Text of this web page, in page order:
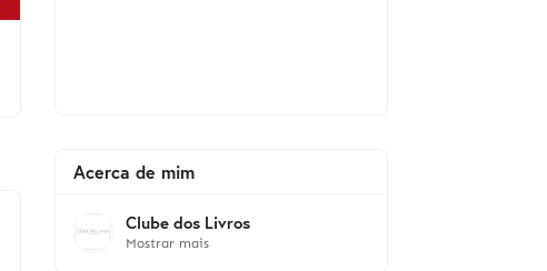
Acerca de mim
Clube dos Livros
Mostrar mais